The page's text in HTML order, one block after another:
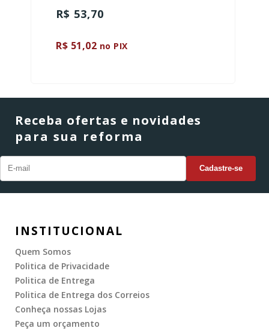
R$ 53,70
R$ 51,02 no PIX
Receba ofertas e novidades
para sua reforma
INSTITUCIONAL
Quem Somos
Politica de Privacidade
Politica de Entrega
Politica de Entrega dos Correios
Conheça nossas Lojas
Peça um orçamento